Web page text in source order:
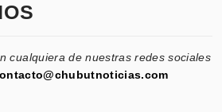
cualquiera de nuestras redes sociales